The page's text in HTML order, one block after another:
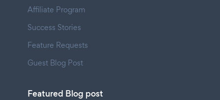
Affiliate Program
Success Stories
Feature Requests
Guest Blog Post
Featured Blog post